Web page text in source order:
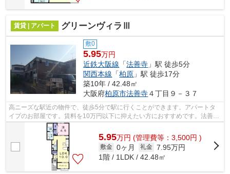
賃貸 | アパート グリーンヴィラⅢ
敷0
5.95万円
近鉄大阪線 「法善寺 」駅 徒歩5分
関西本線 「柏原 」駅 徒歩17分
築10年 / 42.48㎡
大阪府柏原市法善寺４丁目９－３７
高ニーズな駅近の物件で、徒歩5分で駅に行くことができます。アパートタ
イプのお部屋です。賃料を10万円以下に抑えたい方におすすめです。法善寺
駅周辺物件：グリーンヴィラⅢ。テム・...
5.95万円 (管理費等：3,500円 )
敷金 0ヶ月 礼金 7.95万円
1階 / 1LDK / 42.48㎡